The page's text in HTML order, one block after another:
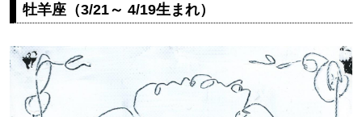
牡羊座（3/21～ 4/19生まれ）